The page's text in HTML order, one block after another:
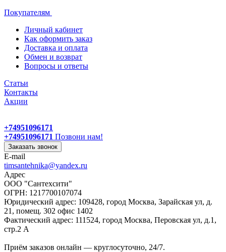
Покупателям
Личный кабинет
Как оформить заказ
Доставка и оплата
Обмен и возврат
Вопросы и ответы
Статьи
Контакты
Акции
+74951096171
+74951096171 Позвони нам!
Заказать звонок
E-mail
timsantehnika@yandex.ru
Адрес
ООО "Сантехсити"
ОГРН: 1217700107074
Юридический адрес: 109428, город Москва, Зарайская ул, д.
21, помещ. 302 офис 1402
Фактический адрес: 111524, город Москва, Перовская ул, д.1,
стр.2 А
Приём заказов онлайн — круглосуточно, 24/7.